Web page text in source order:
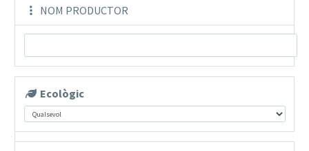
NOM PRODUCTOR
Ecològic